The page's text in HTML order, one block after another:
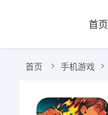
首页
首页 手机游戏